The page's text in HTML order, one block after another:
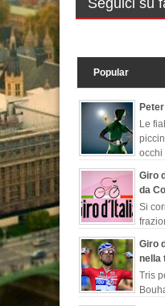
Seguici su
Popular
Le
occhi
evadere dalla
Giro
da
Si
tappa più lunga di
Giro
nella
Tris